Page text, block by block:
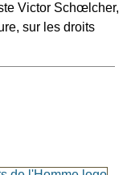
Victor Schœlcher,
sur les droits